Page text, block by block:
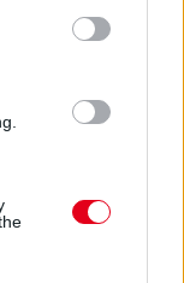
Nagydíj
vasárnap
milyen lenne,
befestené
vagy
12 körös
ülne